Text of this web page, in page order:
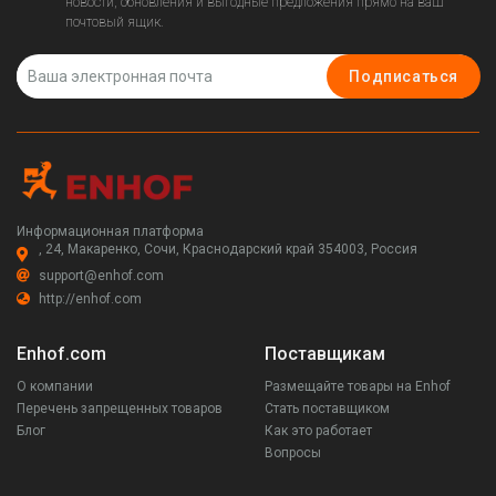
почтовый ящик.
Подписаться
Информационная платформа
, 24, Макаренко, Сочи, Краснодарский край 354003, Россия
support@enhof.com
http://enhof.com
Enhof.com
О компании
Перечень запрещенных товаров
Блог
Поставщикам
Размещайте товары на Enhof
Стать поставщиком
Как это работает
Вопросы